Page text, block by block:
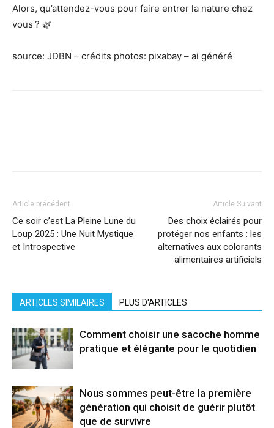
Alors, qu’attendez-vous pour faire entrer la nature chez
vous ? 🌿
source: JDBN – crédits photos: pixabay – ai généré
Article précédent
Ce soir c’est La Pleine Lune du
Loup 2025 : Une Nuit Mystique
et Introspective
Article Suivant
Des choix éclairés pour
protéger nos enfants : les
alternatives aux colorants
alimentaires artificiels
ARTICLES SIMILAIRES PLUS D'ARTICLES
Comment choisir une sacoche homme
pratique et élégante pour le quotidien
Nous sommes peut-être la première
génération qui choisit de guérir plutôt
que de survivre